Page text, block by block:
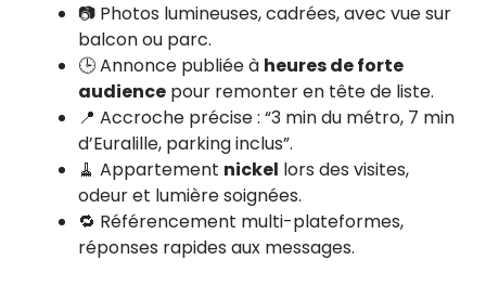
📷 Photos lumineuses, cadrées, avec vue sur
balcon ou parc.
🕒 Annonce publiée à heures de forte
audience pour remonter en tête de liste.
📍 Accroche précise : “3 min du métro, 7 min
d’Euralille, parking inclus”.
🧹 Appartement nickel lors des visites,
odeur et lumière soignées.
🔁 Référencement multi-plateformes,
réponses rapides aux messages.